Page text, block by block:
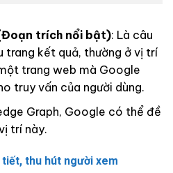
trích nổi bật): Là câu
trang kết quả, thường ở vị trí
trang web mà Google
truy vấn của người dùng.
Graph, Google có thể đề
trí này.
thu hút người xem